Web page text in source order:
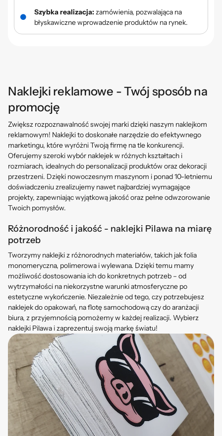
Szybka realizacja:zamówienia, pozwalająca na
błyskawiczne wprowadzenie produktów na rynek.
Naklejki reklamowe - Twój sposób na
promocję
Zwiększ rozpoznawalność swojej marki dzięki naszym naklejkom
reklamowym! Naklejki to doskonałe narzędzie do efektywnego
marketingu, które wyróżni Twoją firmę na tle konkurencji.
Oferujemy szeroki wybór naklejek w różnych kształtach i
rozmiarach, idealnych do personalizacji produktów oraz dekoracji
przestrzeni. Dzięki nowoczesnym maszynom i ponad 10-letniemu
doświadczeniu zrealizujemy nawet najbardziej wymagające
projekty, zapewniając wyjątkową jakość oraz pełne odwzorowanie
Twoich pomysłów.
Różnorodność i jakość - naklejki Pilawa na miarę
potrzeb
Tworzymy naklejki z różnorodnych materiałów, takich jak folia
monomeryczna, polimerowa i wylewana. Dzięki temu mamy
możliwość dostosowania ich do konkretnych potrzeb – od
wytrzymałości na niekorzystne warunki atmosferyczne po
estetyczne wykończenie. Niezależnie od tego, czy potrzebujesz
naklejek do opakowań, na flotę samochodową czy do aranżacji
biura, z przyjemnością pomożemy w każdej realizacji. Wybierz
naklejki Pilawa i zaprezentuj swoją markę światu!